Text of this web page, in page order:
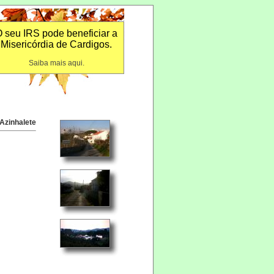
seu IRS pode beneficiar a
Misericórdia de Cardigos.
Saiba mais aqui.
Azinhalete